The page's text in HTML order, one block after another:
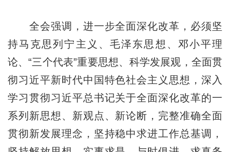
全会强调，进一步全面深化改革，必须坚
持马克思列宁主义、毛泽东思想、邓小平理
论、“三个代表”重要思想、科学发展观，全面贯
彻习近平新时代中国特色社会主义思想，深入
学习贯彻习近平总书记关于全面深化改革的一
系列新思想、新观点、新论断，完整准确全面
贯彻新发展理念，坚持稳中求进工作总基调，